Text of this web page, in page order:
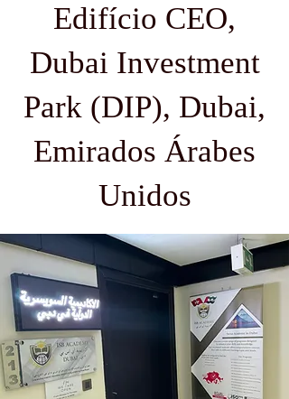
Edifício CEO,
Dubai Investment
Park (DIP), Dubai,
Emirados Árabes
Unidos